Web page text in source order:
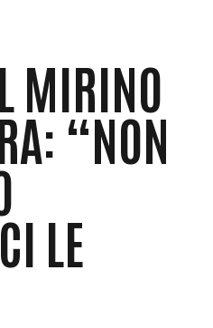
MIRINO
“NON
LE